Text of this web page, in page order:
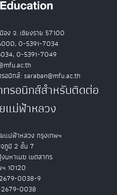
อง จ. เชียงราย 57100
0-5391-7034
0-5391-7049
อนิกส์: saraban@mfu.ac.th
ทรอนิกส์สำหรับติดต่อ
แม่ฟ้าหลวง
แม่ฟ้าหลวง กรุงเทพฯ
ภูมิ 2 ชั้น 7
มหาเมฆ เขตสาทร
ฯ 10120
0038-9
2679-0038